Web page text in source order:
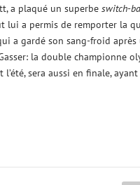
a plaqué un superbe switch-
lui a permis de remporter la
a gardé son sang-froid
la double championne
l’été, sera aussi en finale,